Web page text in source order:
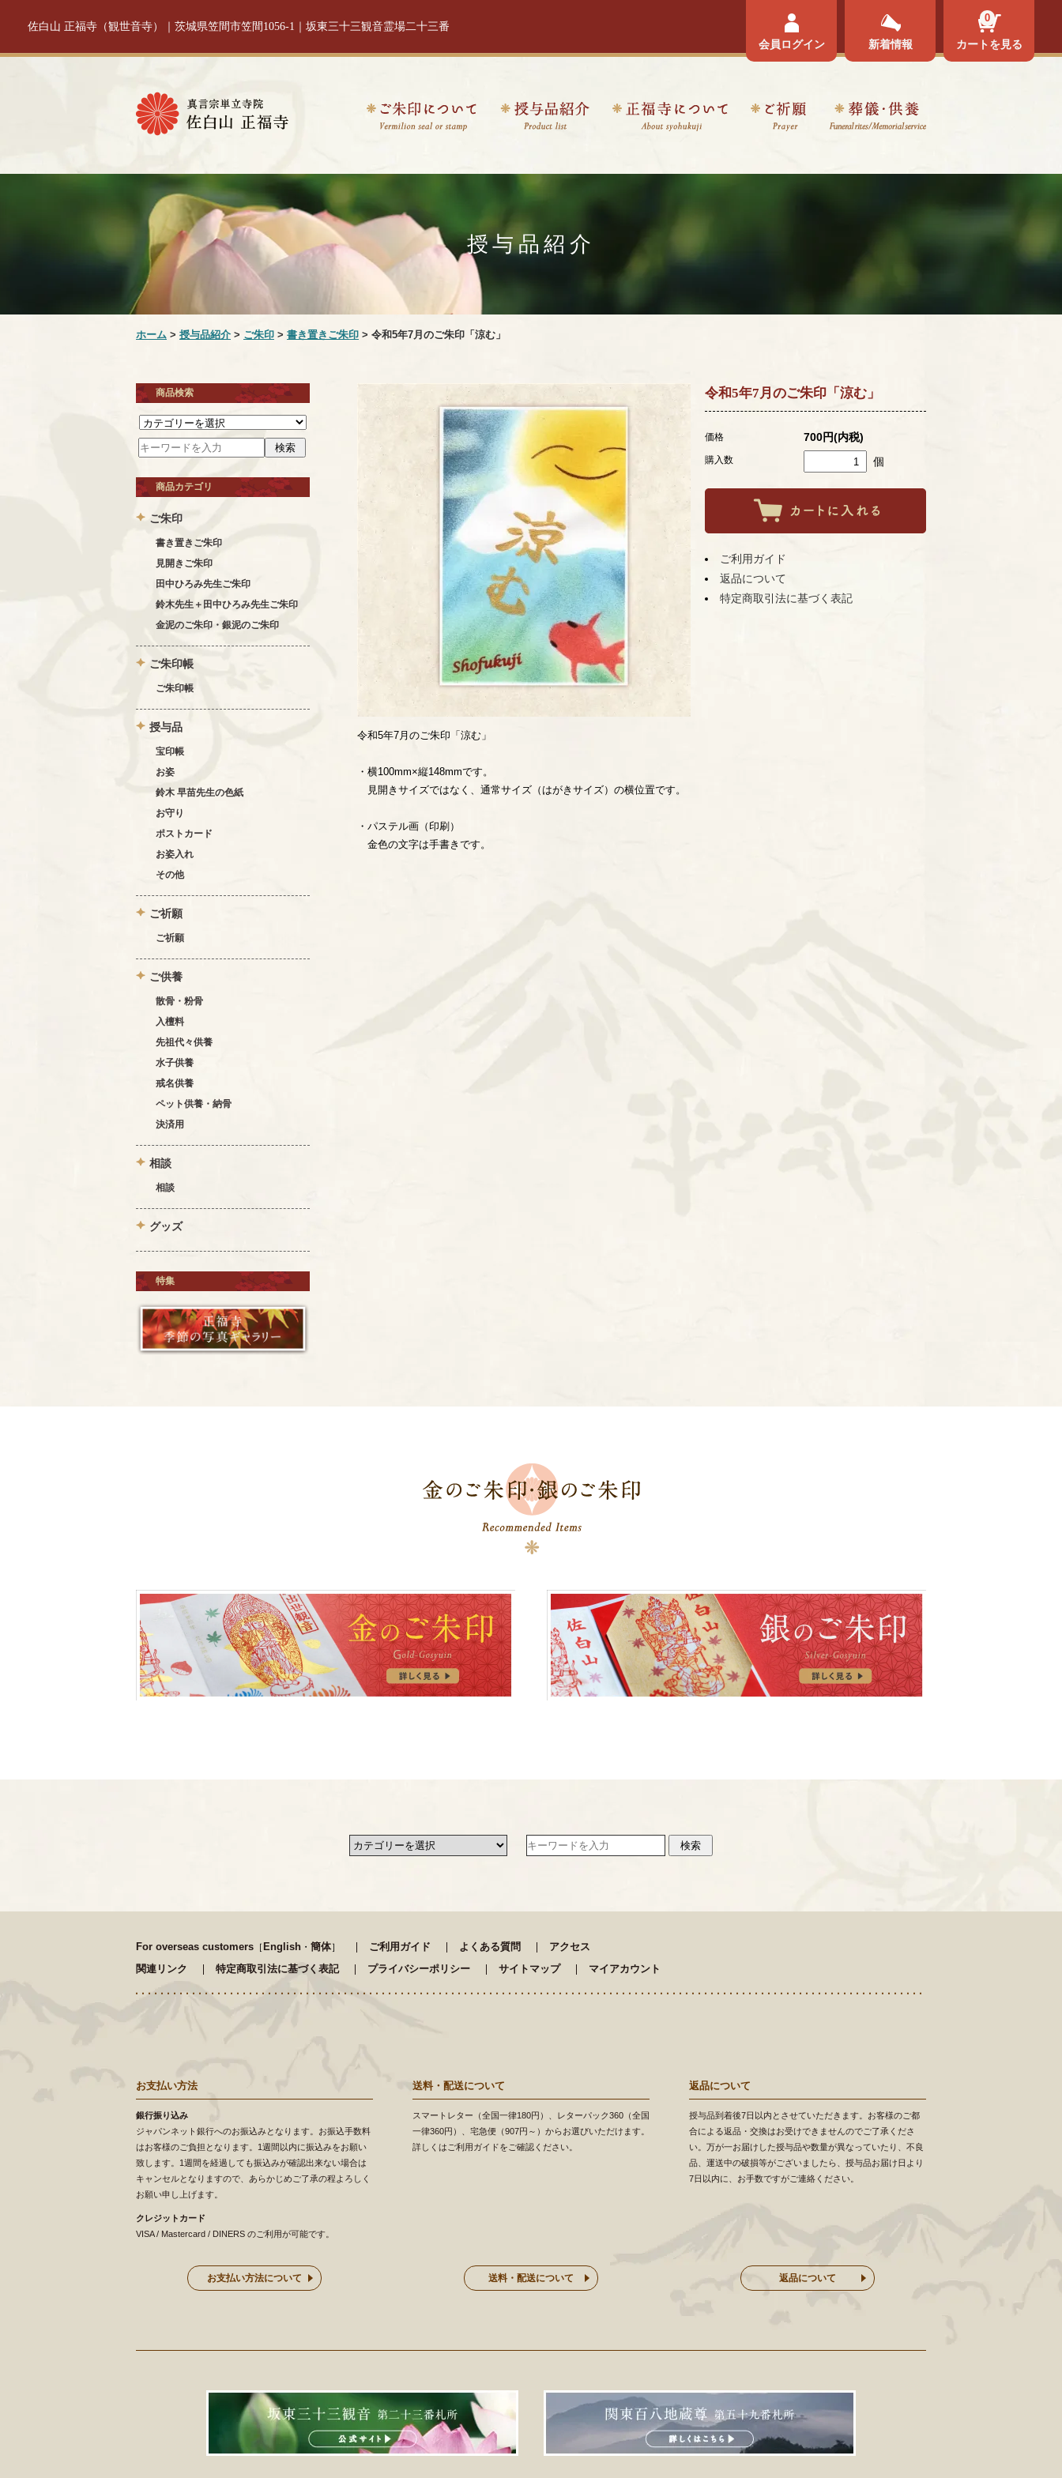
佐白山 正福寺（観世音寺）｜茨城県笠間市笠間1056-1｜坂東三十三観音霊場二十三番
会員ログイン
新着情報 カートを見る
0
授与品紹介
ホーム > 授与品紹介 > ご朱印 > 書き置きご朱印 > 令和5年7月のご朱印「涼む」
令和5年7月のご朱印「涼む」
価格 700円(内税)
購入数 個
ご利用ガイド
返品について
特定商取引法に基づく表記
令和5年7月のご朱印「涼む」
・横100mm×縦148mmです。
見開きサイズではなく、通常サイズ（はがきサイズ）の横位置です。
・パステル画（印刷）
金色の文字は手書きです。
商品検索
商品カテゴリ
ご朱印
書き置きご朱印
見開きご朱印
田中ひろみ先生ご朱印
鈴木先生＋田中ひろみ先生ご朱印
金泥のご朱印・銀泥のご朱印
ご朱印帳
ご朱印帳
授与品
宝印帳
お姿
鈴木 早苗先生の色紙
お守り
ポストカード
お姿入れ
その他
ご祈願
ご祈願
ご供養
散骨・粉骨
入檀料
先祖代々供養
水子供養
戒名供養
ペット供養・納骨
決済用
相談
相談
グッズ
特集
For overseas customers ［ English ・ 簡体］ ご利用ガイド よくある質問
アクセス
関連リンク
特定商取引法に基づく表記 プライバシーポリシー サイトマップ マイアカウント
お支払い方法
銀行振り込み
ジャパンネット銀行へのお振込みとなります。お振込手数料
はお客様のご負担となります。1週間以内に振込みをお願い
致します。1週間を経過しても振込みが確認出来ない場合は
キャンセルとなりますので、あらかじめご了承の程よろしく
お願い申し上げます。
クレジットカード
VISA / Mastercard / DINERS のご利用が可能です。
お支払い方法について
送料・配送について
スマートレター（全国一律180円）、レターパック360（全国
一律360円）、宅急便（907円～）からお選びいただけます。
詳しくはご利用ガイドをご確認ください。
送料・配送について
返品について
授与品到着後7日以内とさせていただきます。お客様のご都
合による返品・交換はお受けできませんのでご了承くださ
い。万が一お届けした授与品や数量が異なっていたり、不良
品、運送中の破損等がございましたら、授与品お届け日より
7日以内に、お手数ですがご連絡ください。
返品について